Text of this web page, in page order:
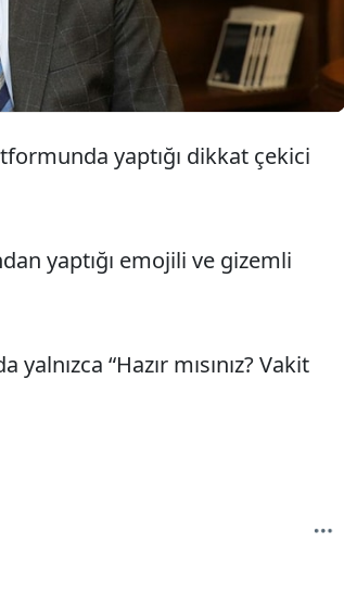
yaptığı dikkat çekici
yaptığı emojili ve gizemli
“Hazır mısınız? Vakit